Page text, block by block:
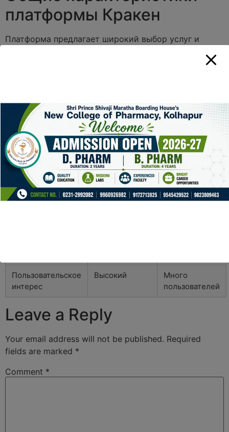
платформы Кракен
Платформа предлагает широкий выбор услуг и
представлена таблица, которая включает некоторые
Характеристика Значение Примечания
Типы ресурсов
Товары,
услуги,
информация
Широкий
выбор
Безопасность
Высокий
уровень
Рекомендации
по защите
Пользовательское
интерес
Высокий
Много
пользователей
Leave a Reply
Your email address will not be published. Required
fields are marked *
Comment *